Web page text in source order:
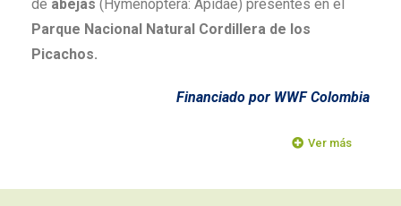
de abejas (Hymenoptera: Apidae) presentes en el
Parque Nacional Natural Cordillera de los
Picachos.
Financiado por WWF Colombia
Ver más